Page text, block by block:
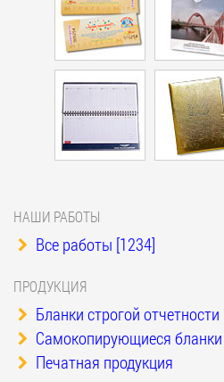
НАШИ РАБОТЫ
Все работы [1234]
ПРОДУКЦИЯ
Бланки строгой отчетности
Самокопирующиеся бланки
Печатная продукция